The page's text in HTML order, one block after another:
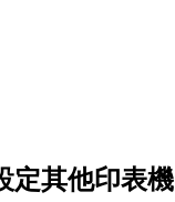
定其他印表機